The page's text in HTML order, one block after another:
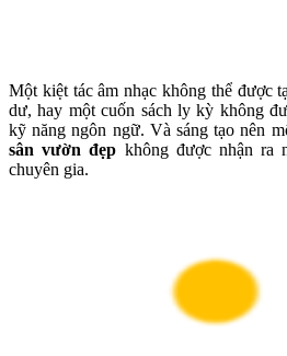
Một kiệt tác âm nhạc không thể được
dư, hay một cuốn sách ly kỳ không
kỹ năng ngôn ngữ. Và sáng tạo nên
sân vườn đẹp không được nhận ra
chuyên gia.